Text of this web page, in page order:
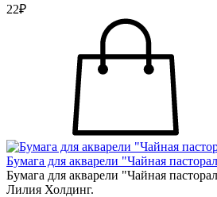
22₽
Бумага для акварели "Чайная
Бумага для акварели "Чайная
Лилия Холдинг.